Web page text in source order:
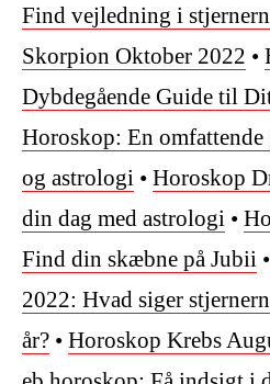
Find vejledning i
Skorpion Oktober 2022 •
Dybdegående Guide til
Horoskop: En
og astrologi • Horoskop
din dag med astrologi •
Find din skæbne på Jubii •
2022: Hvad siger
år? • Horoskop Krebs